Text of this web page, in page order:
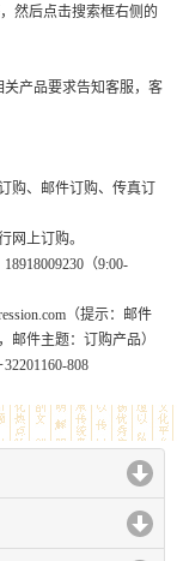
然后点击搜索框右侧的
产品要求告知客服，客
、邮件订购、传真订
网上订购。
（9:00-
（提示：邮件
邮件主题：订购产品）
808